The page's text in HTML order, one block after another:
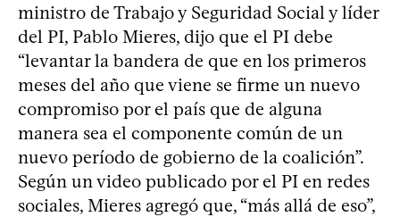
ministro de Trabajo y Seguridad Social y líder
del PI, Pablo Mieres, dijo que el PI debe
“levantar la bandera de que en los primeros
meses del año que viene se firme un nuevo
compromiso por el país que de alguna
manera sea el componente común de un
nuevo período de gobierno de la coalición”.
Según un video publicado por el PI en redes
sociales, Mieres agregó que, “más allá de eso”,